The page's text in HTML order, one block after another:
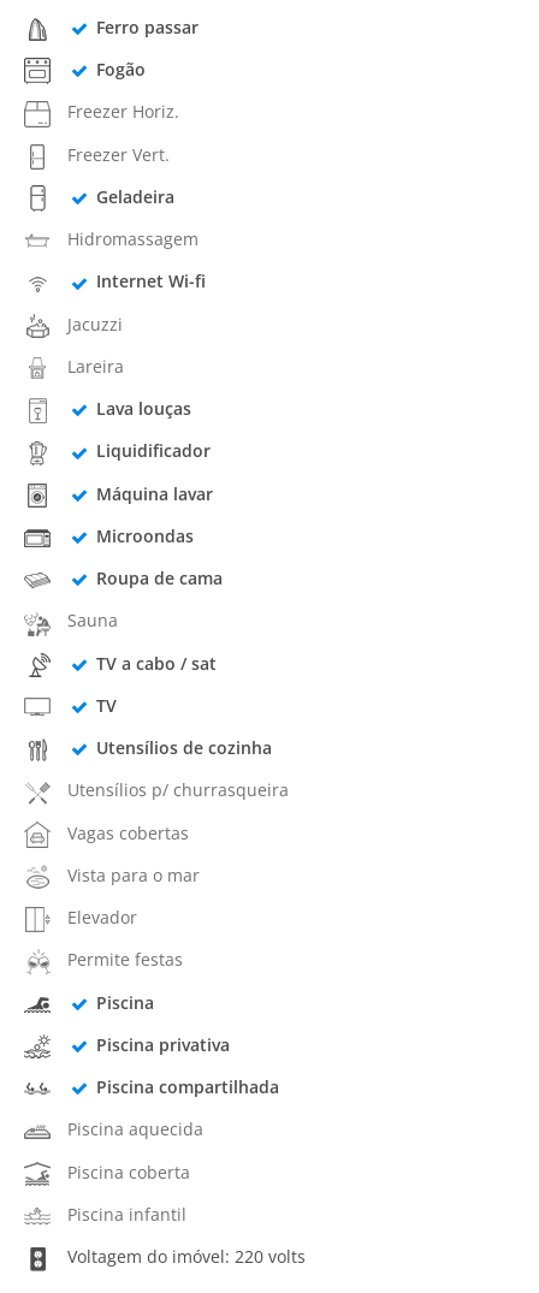
Ferro passar
Fogão
Freezer Horiz.
Freezer Vert.
Geladeira
Hidromassagem
Internet Wi-fi
Jacuzzi
Lareira
Lava louças
Liquidificador
Máquina lavar
Microondas
Roupa de cama
Sauna
TV a cabo / sat
TV
Utensílios de cozinha
Utensílios p/ churrasqueira
Vagas cobertas
Vista para o mar
Elevador
Permite festas
Piscina
Piscina privativa
Piscina compartilhada
Piscina aquecida
Piscina coberta
Piscina infantil
Voltagem do imóvel: 220 volts